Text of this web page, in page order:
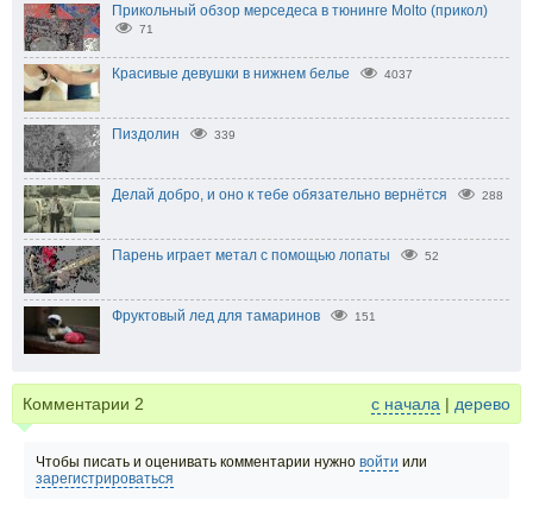
Прикольный обзор мерседеса в тюнинге Molto (прикол)
71
Красивые девушки в нижнем белье 4037
Пиздолин 339
Делай добро, и оно к тебе обязательно вернётся 288
Парень играет метал с помощью лопаты 52
Фруктовый лед для тамаринов 151
Комментарии 2 с начала | дерево
Чтобы писать и оценивать комментарии нужно войти или
зарегистрироваться